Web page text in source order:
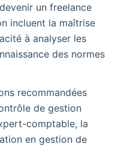
un freelance
incluent la maîtrise
à analyser les
des normes
recommandées
de gestion
comptable, la
en gestion de